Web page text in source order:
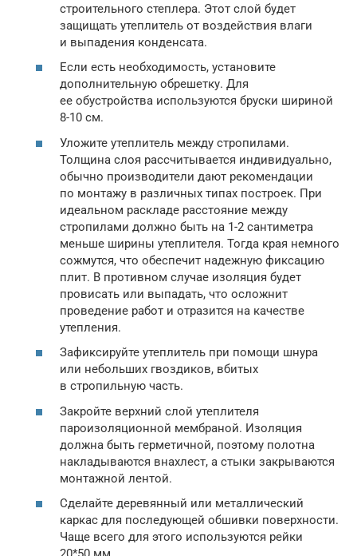
строительного степлера. Этот слой будет
защищать утеплитель от воздействия влаги
и выпадения конденсата.
Если есть необходимость, установите
дополнительную обрешетку. Для
ее обустройства используются бруски шириной
8-10 см.
Уложите утеплитель между стропилами.
Толщина слоя рассчитывается индивидуально,
обычно производители дают рекомендации
по монтажу в различных типах построек. При
идеальном раскладе расстояние между
стропилами должно быть на 1-2 сантиметра
меньше ширины утеплителя. Тогда края немного
сожмутся, что обеспечит надежную фиксацию
плит. В противном случае изоляция будет
провисать или выпадать, что осложнит
проведение работ и отразится на качестве
утепления.
Зафиксируйте утеплитель при помощи шнура
или небольших гвоздиков, вбитых
в стропильную часть.
Закройте верхний слой утеплителя
пароизоляционной мембраной. Изоляция
должна быть герметичной, поэтому полотна
накладываются внахлест, а стыки закрываются
монтажной лентой.
Сделайте деревянный или металлический
каркас для последующей обшивки поверхности.
Чаще всего для этого используются рейки